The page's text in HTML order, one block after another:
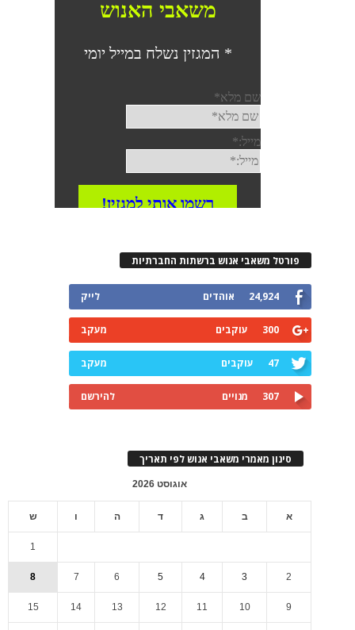
פורטל משאבי אנוש ברשתות החברתיות
24,924 אוהדים לייק
300 עוקבים מעקב
47 עוקבים מעקב
307 מנויים להירשם
סינון מאמרי משאבי אנוש לפי תאריך
אוגוסט 2026
א ב ג ד ה ו ש
1
2
3
4
5
6
7
8
9
10
11
12
13
14
15